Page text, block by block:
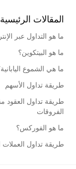
المقالات الرئيسية
ما هو التداول عبر
ما هو البيتكوين؟
ما هي الشموع
طريقة تداول الأسهم
طريقة تداول العقود
الفروقات
ما هو الفوركس؟
طريقة تداول العملات